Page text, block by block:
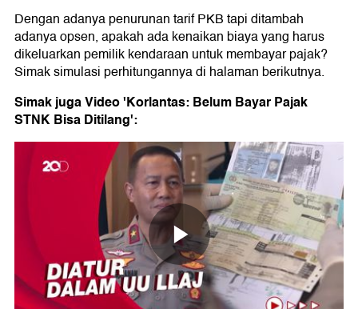
Dengan adanya penurunan tarif PKB tapi ditambah
adanya opsen, apakah ada kenaikan biaya yang harus
dikeluarkan pemilik kendaraan untuk membayar pajak?
Simak simulasi perhitungannya di halaman berikutnya.
Simak juga Video 'Korlantas: Belum Bayar Pajak
STNK Bisa Ditilang':